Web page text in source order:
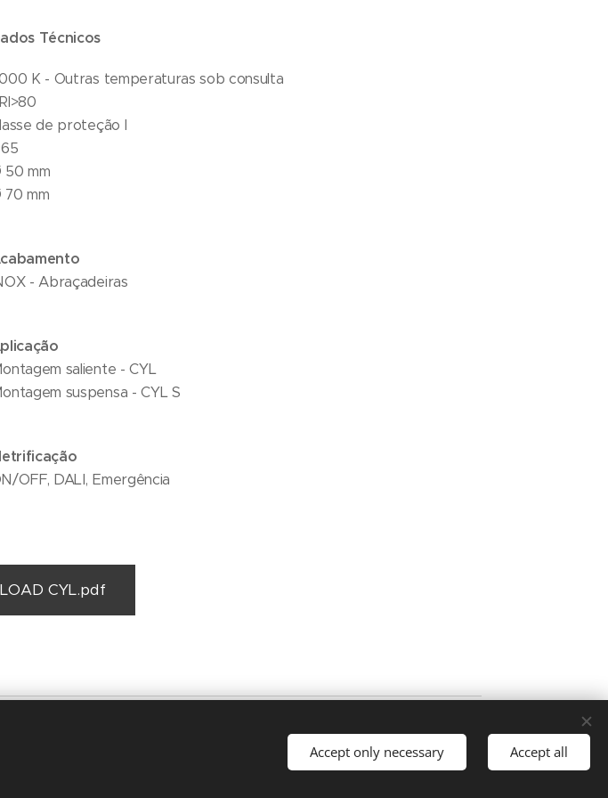
Técnicos
K - Outras temperaturas sob consulta
de proteção I
50 mm
mm
- Abraçadeiras
saliente - CYL
suspensa - CYL S
OFF, DALI, Emergência
CYL.pdf
Industrial de Alféloas, 3780-315 Anadia, Portugal
Accept only necessary Accept all